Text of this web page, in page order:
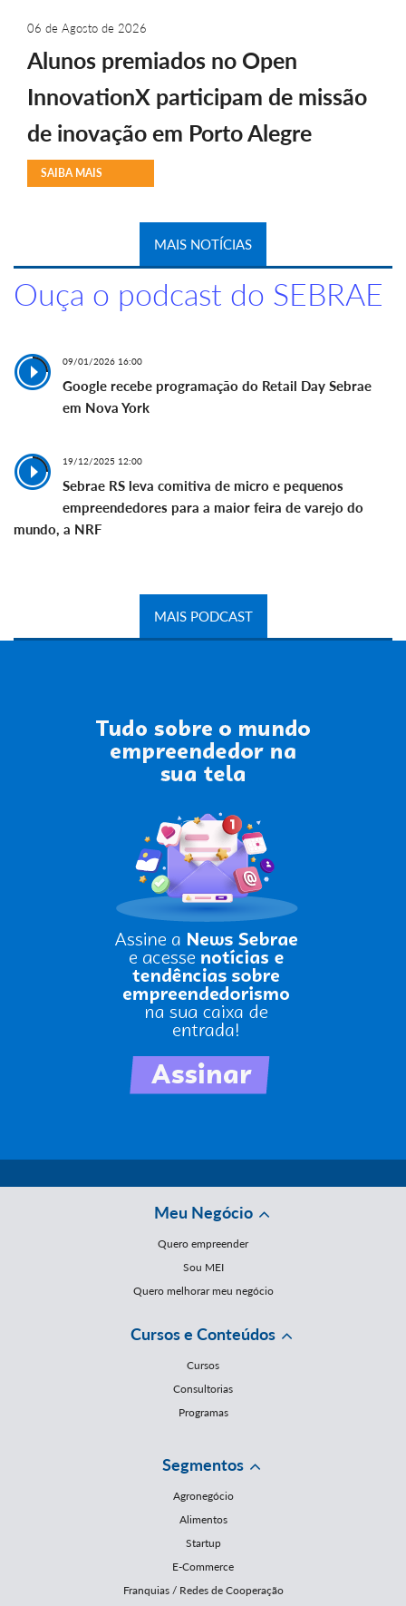
06 de Agosto de 2026
Alunos premiados no Open
InnovationX participam de missão
de inovação em Porto Alegre
SAIBA MAIS
MAIS NOTÍCIAS
Ouça o podcast do SEBRAE
09/01/2026 16:00
Google recebe programação do Retail Day Sebrae
em Nova York
19/12/2025 12:00
Sebrae RS leva comitiva de micro e pequenos
empreendedores para a maior feira de varejo do
mundo, a NRF
MAIS PODCAST
Meu Negócio
Quero empreender
Sou MEI
Quero melhorar meu negócio
Cursos e Conteúdos
Cursos
Consultorias
Programas
Segmentos
Agronegócio
Alimentos
Startup
E-Commerce
Franquias / Redes de Cooperação